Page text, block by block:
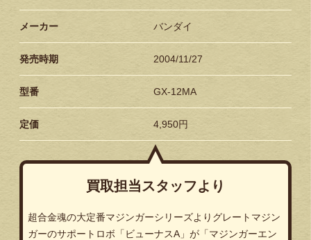
メーカー バンダイ
発売時期 2004/11/27
型番 GX-12MA
定価 4,950円
買取担当スタッフより
超合金魂の大定番マジンガーシリーズよりグレートマジン
ガーのサポートロボ「ビューナスA」が「マジンガーエン